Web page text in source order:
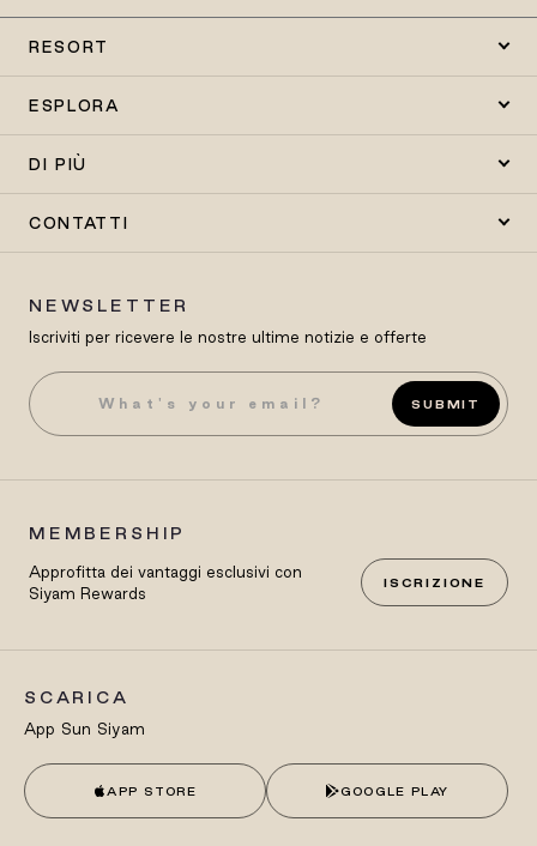
RESORT
ESPLORA
DI PIÙ
CONTATTI
NEWSLETTER
Iscriviti per ricevere le nostre ultime notizie e offerte
SUBMIT
MEMBERSHIP
Approfitta dei vantaggi esclusivi con
Siyam Rewards
ISCRIZIONE
SCARICA
App Sun Siyam
APP STORE GOOGLE PLAY